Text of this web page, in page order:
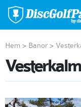
Hem > Banor >